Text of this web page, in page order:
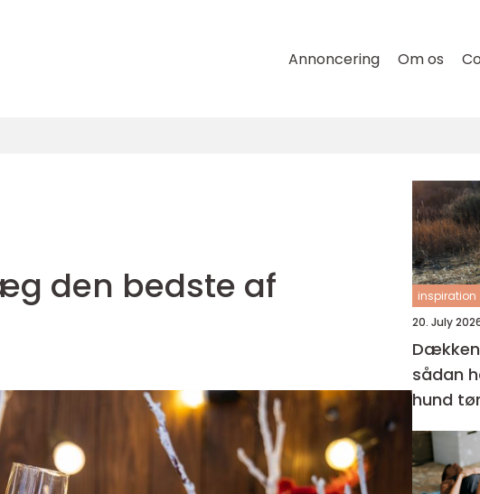
Annoncering Om os
den bedste af
inspiration
20. July
sådan
hund
rundt